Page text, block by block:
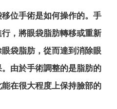
位手術是如何操作的。手
，將眼袋脂肪轉移或重新
袋脂肪，從而達到消除眼
由於手術調整的是脂肪的
在很大程度上保持臉部的